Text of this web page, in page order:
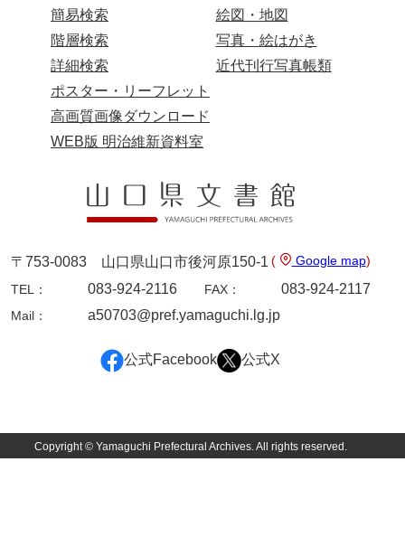
簡易検索
階層検索
詳細検索
絵図・地図
写真・絵はがき
近代刊行写真帳類
ポスター・リーフレット
高画質画像ダウンロード
WEB版 明治維新資料室
〒753-0083 山口県山口市後河原150-1 ( Google map)
TEL：
083-924-2116 FAX： 083-924-2117
Mail： a50703@pref.yamaguchi.lg.jp
公式Facebook 公式X
Copyright © Yamaguchi Prefectural Archives. All rights reserved.